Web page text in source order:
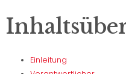
Einleitung